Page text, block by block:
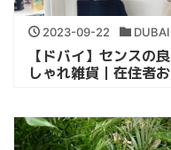
2023-09-22 DUBAI
【ドバイ】センスの
しゃれ雑貨｜在住者